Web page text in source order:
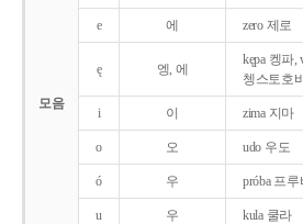
모음
e 에 zero 제로
ę 엥, 에
kępa 켕파,
쳉스토호
i 이 zima 지마
o 오 udo 우도
ó 우 próba 프루
u 우 kula 쿨라